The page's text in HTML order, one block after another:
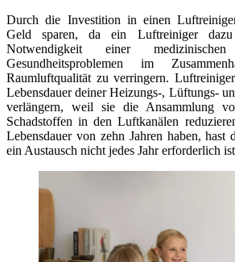
Durch die Investition in einen
Geld sparen, da ein Luftreiniger
Notwendigkeit einer
Gesundheitsproblemen im
Raumluftqualität zu verringern.
Lebensdauer deiner Heizungs-, Lüftungs-
verlängern, weil sie die Ansammlung
Schadstoffen in den Luftkanälen
Lebensdauer von zehn Jahren haben, hast
ein Austausch nicht jedes Jahr erforderlich